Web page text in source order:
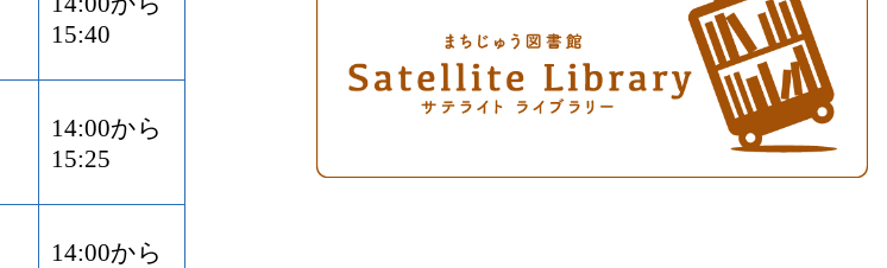
15:40
14:00から
15:25
14:00から